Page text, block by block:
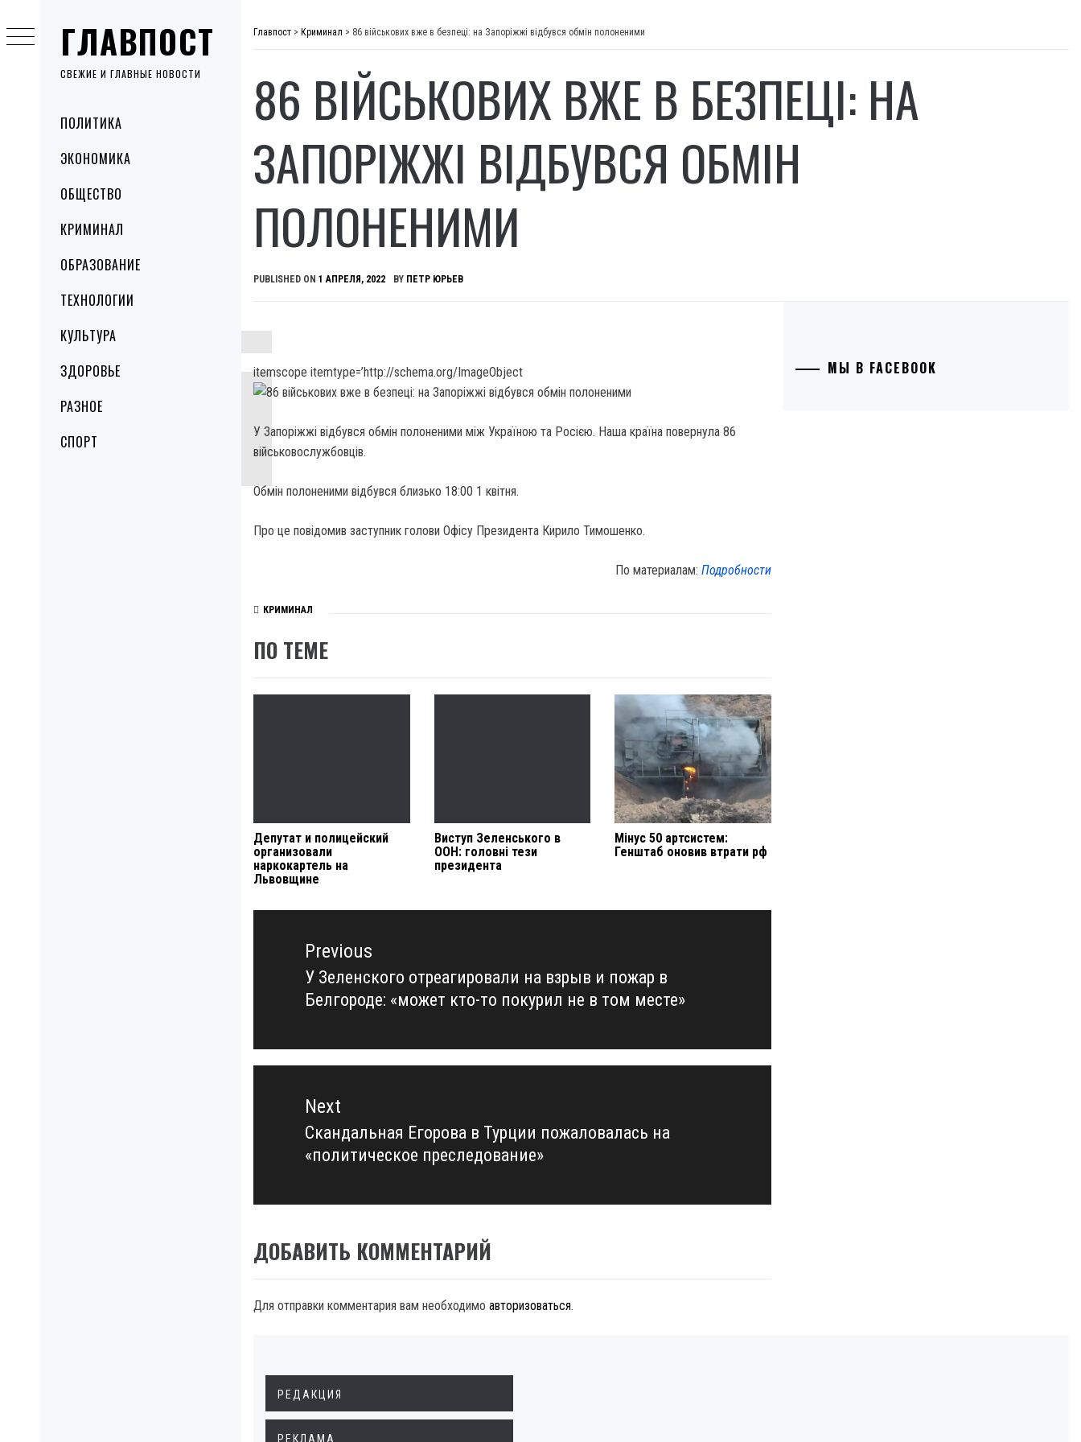
ГЛАВПОСТ
СВЕЖИЕ И ГЛАВНЫЕ НОВОСТИ
MenuПОЛИТИКА
ЭКОНОМИКА
ОБЩЕСТВО
КРИМИНАЛ
ОБРАЗОВАНИЕ
ТЕХНОЛОГИИ
КУЛЬТУРА
ЗДОРОВЬЕ
РАЗНОЕ
СПОРТ
to
content
Главпост > Криминал > 86 військових вже в безпеці: на Запоріжжі відбувся обмін полоненими
86 ВІЙСЬКОВИХ ВЖЕ В БЕЗПЕЦІ: НА
ЗАПОРІЖЖІ ВІДБУВСЯ ОБМІН
ПОЛОНЕНИМИ
PUBLISHED ON 1 АПРЕЛЯ, 2022 BY ПЕТР ЮРЬЕВ
itemscope itemtype=’http://schema.org/ImageObject
У Запоріжжі відбувся обмін полоненими між Україною та Росією. Наша країна повернула 86
військовослужбовців.
Обмін полоненими відбувся близько 18:00 1 квітня.
Про це повідомив заступник голови Офісу Президента Кирило Тимошенко.
По материалам:Подробности
КРИМИНАЛ
ПО ТЕМЕ
Депутат и полицейский
организовали
наркокартель на
Львовщине
Виступ Зеленського в
ООН: головні тези
президента
Мінус 50 артсистем:
Генштаб оновив втрати рф
Навигация
записямPrevious
Previous
post:
У Зеленского отреагировали на взрыв и пожар в
Белгороде: «может кто-то покурил не в том месте»
Next
Next
post:
Скандальная Егорова в Турции пожаловалась на
«политическое преследование»
ДОБАВИТЬ КОММЕНТАРИЙ
Для отправки комментария вам необходимо авторизоваться.
МЫ В FACEBOOK
РЕДАКЦИЯ
РЕКЛАМА